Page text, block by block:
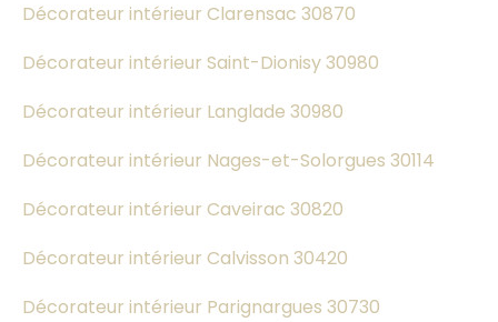
Décorateur intérieur Clarensac 30870
Décorateur intérieur Saint-Dionisy 30980
Décorateur intérieur Langlade 30980
Décorateur intérieur Nages-et-Solorgues 30114
Décorateur intérieur Caveirac 30820
Décorateur intérieur Calvisson 30420
Décorateur intérieur Parignargues 30730